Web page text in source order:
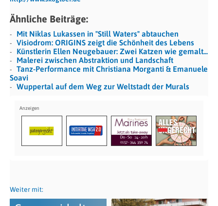
Ähnliche Beiträge:
Mit Niklas Lukassen in "Still Waters" abtauchen
Visiodrom: ORIGINS zeigt die Schönheit des Lebens
Künstlerin Ellen Neugebauer: Zwei Katzen wie gemalt...
Malerei zwischen Abstraktion und Landschaft
Tanz-Performance mit Christiana Morganti & Emanuele
Soavi
Wuppertal auf dem Weg zur Weltstadt der Murals
Weiter mit: